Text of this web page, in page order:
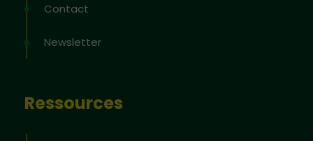
Contact
Newsletter
Ressources